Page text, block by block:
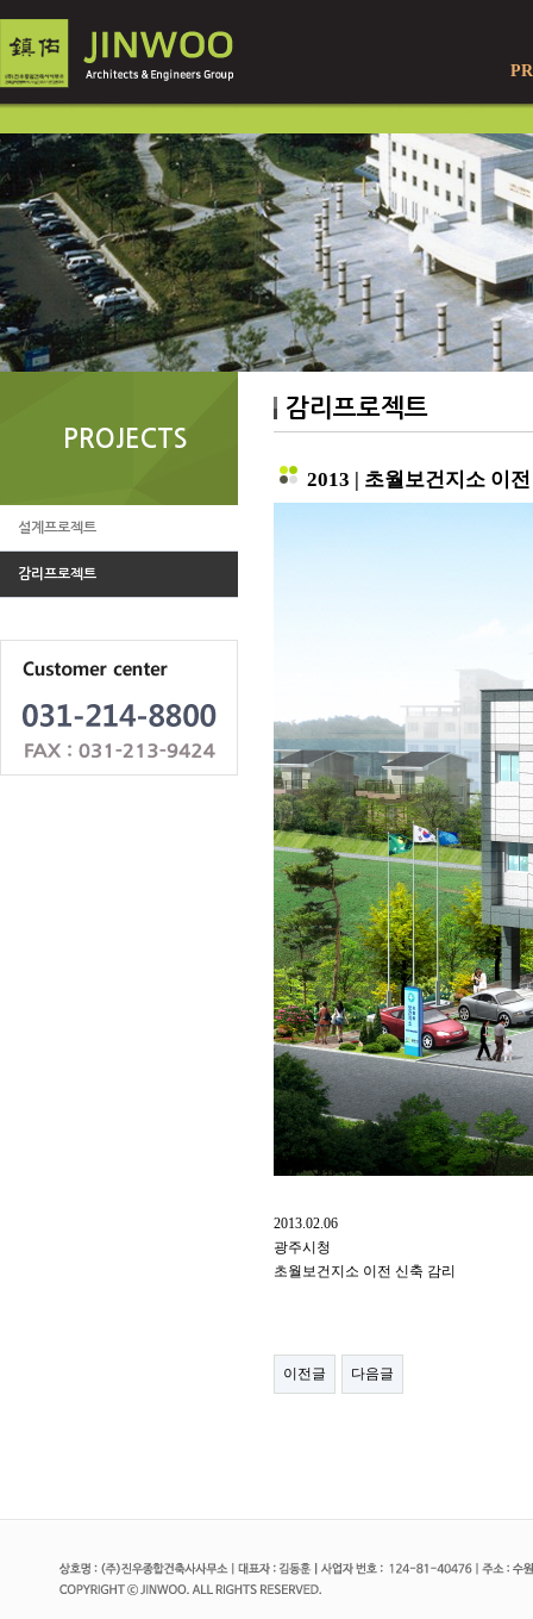
PROJECTS
설계프로젝트
감리프로젝트
감리프로젝트
2013 | 초월보건지소 이
2013.02.06
광주시청
초월보건지소 이전 신축 감리
이전글 다음글